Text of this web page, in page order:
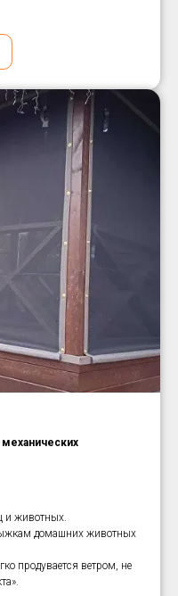
и животных.
домашних животных
продувается ветром, не